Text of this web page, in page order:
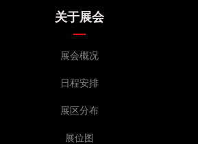
关于展会
展会概况
日程安排
展区分布
展位图